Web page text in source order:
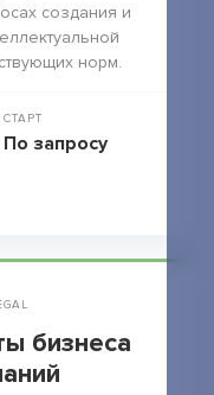
создания и
норм.
СТАРТ
По запросу
бизнеса